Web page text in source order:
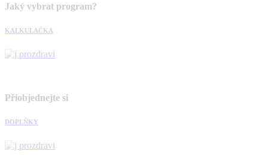
Jaký vybrat program?
KALKULAČKA
Přiobjednejte si
DOPLŇKY